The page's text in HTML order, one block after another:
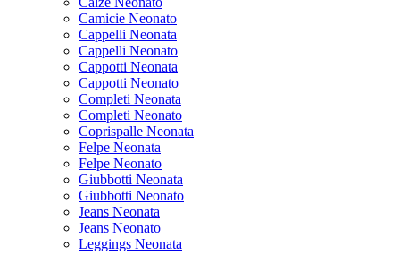
Camicie Neonato
Cappelli Neonata
Cappelli Neonato
Cappotti Neonata
Cappotti Neonato
Completi Neonata
Completi Neonato
Coprispalle Neonata
Felpe Neonata
Felpe Neonato
Giubbotti Neonata
Giubbotti Neonato
Jeans Neonata
Jeans Neonato
Leggings Neonata